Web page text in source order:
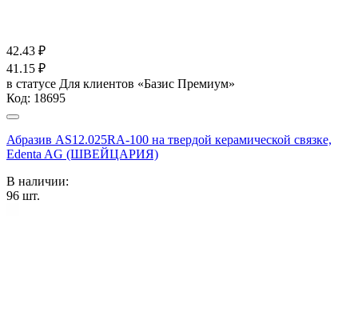
42.43 ₽
41.15 ₽
в статусе Для клиентов «Базис Премиум»
Код: 18695
Абразив AS12.025RA-100 на твердой керамической связке,
Edenta AG (ШВЕЙЦАРИЯ)
В наличии:
96 шт.